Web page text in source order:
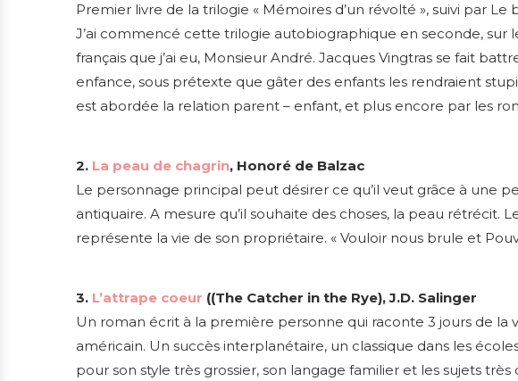
Premier livre de la trilogie « Mémoires d’un révolté », suivi par Le
J’ai commencé cette trilogie autobiographique en seconde, sur
français que j’ai eu, Monsieur André. Jacques Vingtras se fait
enfance, sous prétexte que gâter des enfants les rendraient
est abordée la relation parent – enfant, et plus encore par les
2. La peau de chagrin, Honoré de Balzac
Le personnage principal peut désirer ce qu’il veut grâce à une
antiquaire. A mesure qu’il souhaite des choses, la peau rétrécit.
représente la vie de son propriétaire. « Vouloir nous brule et
3. L’attrape coeur ((The Catcher in the Rye), J.D. Salinger
Un roman écrit à la première personne qui raconte 3 jours de la
américain. Un succès interplanétaire, un classique dans les
pour son style très grossier, son langage familier et les sujets très